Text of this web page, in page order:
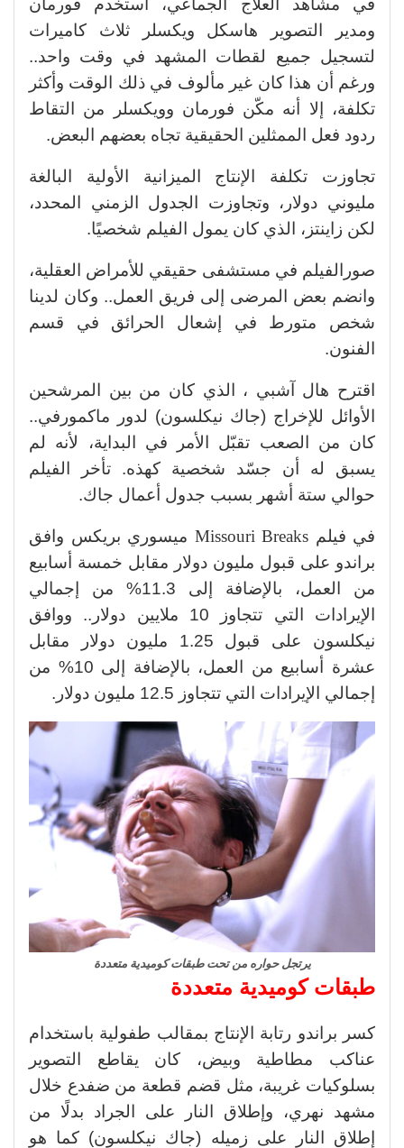
ومدير التصوير هاسكل ويكسلر ثلاث كاميرات
لتسجيل جميع لقطات المشهد في وقت واحد..
ورغم أن هذا كان غير مألوف في ذلك الوقت وأكثر
تكلفة، إلا أنه مكّن فورمان وويكسلر من التقاط
ردود فعل الممثلين الحقيقية تجاه بعضهم البعض.
تجاوزت تكلفة الإنتاج الميزانية الأولية البالغة
مليوني دولار، وتجاوزت الجدول الزمني المحدد،
لكن زاينتز، الذي كان يمول الفيلم شخصيًا.
صورالفيلم في مستشفى حقيقي للأمراض العقلية،
وانضم بعض المرضى إلى فريق العمل.. وكان لدينا
شخص متورط في إشعال الحرائق في قسم
الفنون.
اقترح هال آشبي ، الذي كان من بين المرشحين
الأوائل للإخراج (جاك نيكلسون) لدور ماكمورفي..
كان من الصعب تقبّل الأمر في البداية، لأنه لم
يسبق له أن جسّد شخصية كهذه. تأخر الفيلم
حوالي ستة أشهر بسبب جدول أعمال جاك.
في فيلم Missouri Breaks ميسوري بريكس وافق
براندو على قبول مليون دولار مقابل خمسة أسابيع
من العمل، بالإضافة إلى 11.3% من إجمالي
الإيرادات التي تتجاوز 10 ملايين دولار.. ووافق
نيكلسون على قبول 1.25 مليون دولار مقابل
عشرة أسابيع من العمل، بالإضافة إلى 10% من
إجمالي الإيرادات التي تتجاوز 12.5 مليون دولار.
يرتجل حواره من تحت طبقات كوميدية متعددة
طبقات كوميدية متعددة
كسر براندو رتابة الإنتاج بمقالب طفولية باستخدام
عناكب مطاطية وبيض، كان يقاطع التصوير
بسلوكيات غريبة، مثل قضم قطعة من ضفدع خلال
مشهد نهري، وإطلاق النار على الجراد بدلًا من
إطلاق النار على زميله (جاك نيكلسون) كما هو